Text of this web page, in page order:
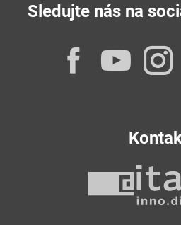
Sledujte nás na